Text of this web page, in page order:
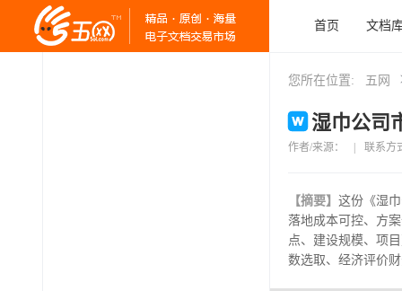
首页 文档
您所在位置: 五网
湿巾公司
作者/来源： 联系方
【摘要】 这份《湿
落地成本可控、方
点、建设规模、项
数选取、经济评价